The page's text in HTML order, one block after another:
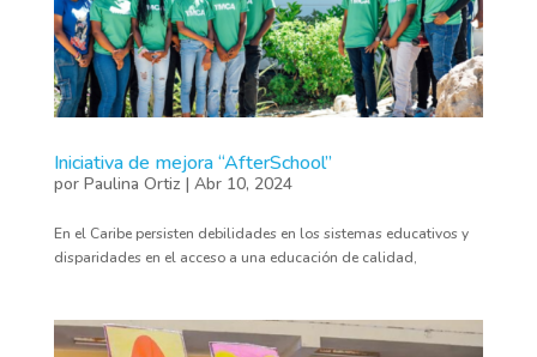
Iniciativa de mejora “AfterSchool”
por Paulina Ortiz | Abr 10, 2024
En el Caribe persisten debilidades en los sistemas educativos y
disparidades en el acceso a una educación de calidad,